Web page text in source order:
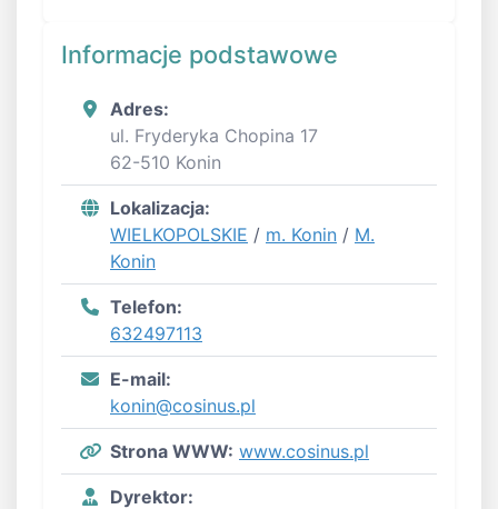
Informacje podstawowe
Adres:
ul. Fryderyka Chopina 17
62-510 Konin
Lokalizacja:
WIELKOPOLSKIE / m. Konin / M.
Konin
Telefon:
632497113
E-mail:
konin@cosinus.pl
Strona WWW: www.cosinus.pl
Dyrektor: